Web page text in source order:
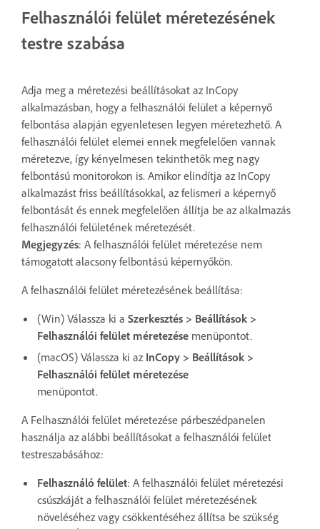
Felhasználói felület méretezésének
testre szabása
Adja meg a méretezési beállításokat az InCopy
alkalmazásban, hogy a felhasználói felület a képernyő
felbontása alapján egyenletesen legyen méretezhető. A
felhasználói felület elemei ennek megfelelően vannak
méretezve, így kényelmesen tekinthetők meg nagy
felbontású monitorokon is. Amikor elindítja az InCopy
alkalmazást friss beállításokkal, az felismeri a képernyő
felbontását és ennek megfelelően állítja be az alkalmazás
felhasználói felületének méretezését.
Megjegyzés: A felhasználói felület méretezése nem
támogatott alacsony felbontású képernyőkön.
A felhasználói felület méretezésének beállítása:
(Win) Válassza ki a Szerkesztés > Beállítások >
Felhasználói felület méretezése menüpontot.
(macOS) Válassza ki az InCopy > Beállítások >
Felhasználói felület méretezése
menüpontot.
A Felhasználói felület méretezése párbeszédpanelen
használja az alábbi beállításokat a felhasználói felület
testreszabásához:
Felhasználó felület: A felhasználói felület méretezési
csúszkáját a felhasználói felület méretezésének
növeléséhez vagy csökkentéséhez állítsa be szükség